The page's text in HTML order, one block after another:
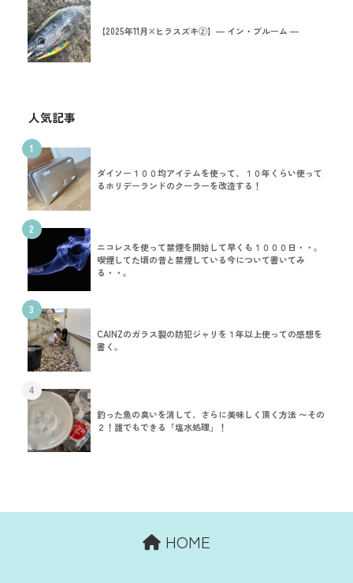
【2025年11月×ヒラスズキ②】― イン・ブルーム ―
人気記事
1
ダイソー１００均アイテムを使って、１０年くらい使って
るホリデーランドのクーラーを改造する！
2
ニコレスを使って禁煙を開始して早くも１０００日・・。
喫煙してた頃の昔と禁煙している今について書いてみ
る・・。
3
CAINZのガラス製の防犯ジャリを１年以上使っての感想を
書く。
4
釣った魚の臭いを消して、さらに美味しく頂く方法 〜その
２！誰でもできる「塩水処理」！
HOME